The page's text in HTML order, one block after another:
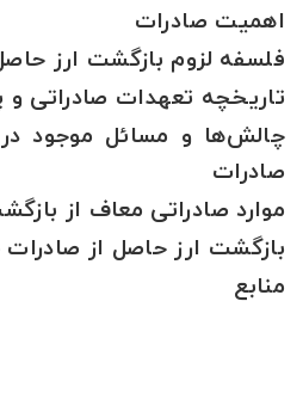
اهمیت صادرات
فلسفه لزوم بازگشت ارز
تاریخچه تعهدات صادراتی و
چالش‌ها و مسائل موجود
صادرات
موارد صادراتی معاف از
بازگشت ارز حاصل از
منابع